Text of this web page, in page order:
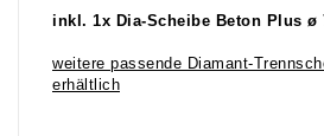
inkl. 1x Dia-Scheibe Beton Plus ø
weitere passende Diamant-
erhältlich